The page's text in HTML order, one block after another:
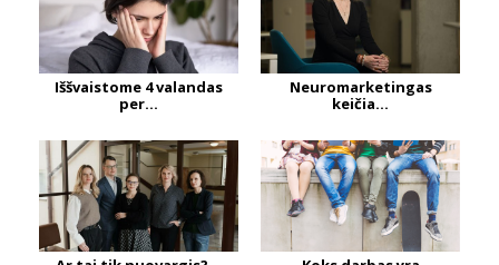
Iššvaistome 4 valandas
per...
Neuromarketingas
keičia...